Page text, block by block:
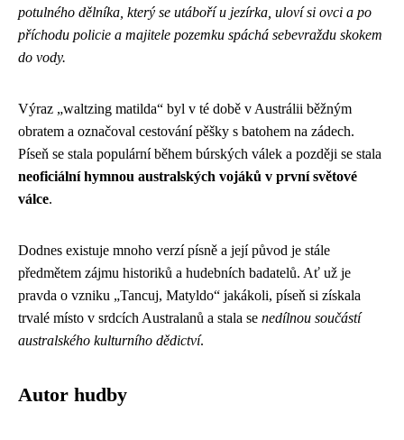
potulného dělníka, který se utáboří u jezírka, uloví si ovci a po
příchodu policie a majitele pozemku spáchá sebevraždu skokem
do vody.
Výraz „waltzing matilda“ byl v té době v Austrálii běžným
obratem a označoval cestování pěšky s batohem na zádech.
Píseň se stala populární během búrských válek a později se stala
neoficiální hymnou australských vojáků v první světové
válce.
Dodnes existuje mnoho verzí písně a její původ je stále
předmětem zájmu historiků a hudebních badatelů. Ať už je
pravda o vzniku „Tancuj, Matyldo“ jakákoli, píseň si získala
trvalé místo v srdcích Australanů a stala se nedílnou součástí
australského kulturního dědictví.
Autor hudby